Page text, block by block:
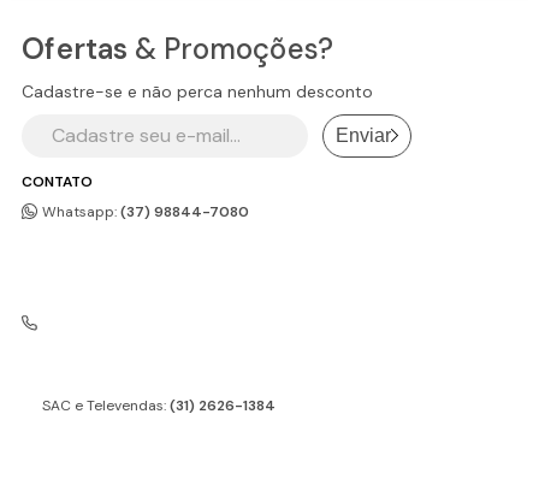
CONTATO
Whatsapp:(37) 98844-7080
SAC e Televendas:(31) 2626-1384
Ofertas & Promoções?
Cadastre-se e não perca nenhum desconto
Enviar